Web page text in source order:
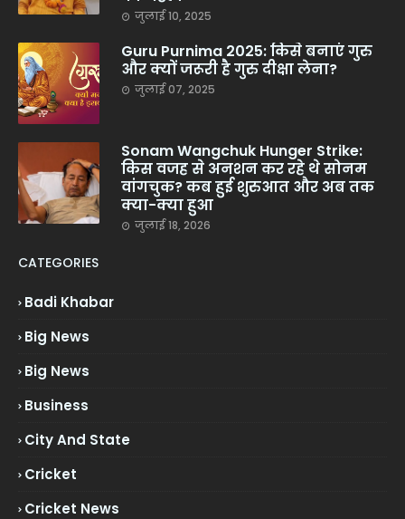
जुलाई 10, 2025
Guru Purnima 2025: किसे बनाएं गुरु
और क्यों जरूरी है गुरु दीक्षा लेना?
जुलाई 07, 2025
Sonam Wangchuk Hunger Strike:
किस वजह से अनशन कर रहे थे सोनम
वांगचुक? कब हुई शुरुआत और अब तक
क्या-क्या हुआ
जुलाई 18, 2026
CATEGORIES
Badi Khabar
Big News
Big News
Business
City And State
Cricket
Cricket News